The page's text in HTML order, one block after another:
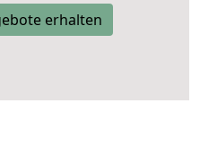
erhalten